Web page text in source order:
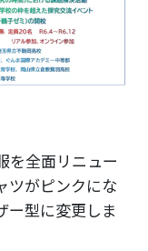
を全面リニュー
ツがピンクにな
ー型に変更しま